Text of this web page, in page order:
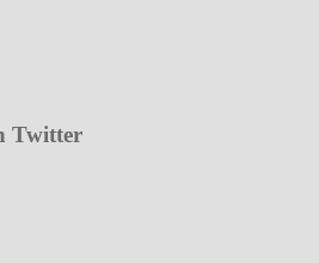
Twitter